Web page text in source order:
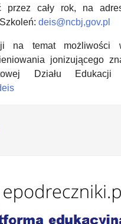
przez cały rok, na
deis@ncbj,gov.pl
na temat możliwości
jonizującego
Działu